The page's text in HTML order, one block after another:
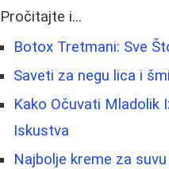
Pročitajte i...
Botox Tretmani: Sve
Saveti za negu lica i
Kako Očuvati Mladolik
Iskustva
Najbolje kreme za